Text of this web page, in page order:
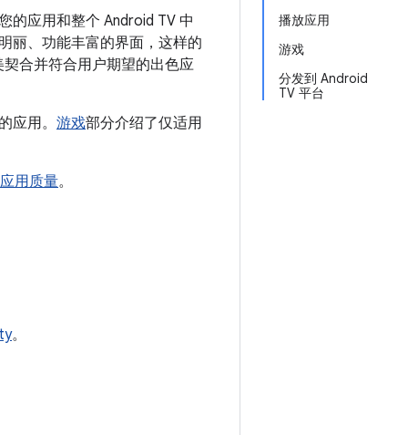
播放应用
游戏
分发到 Android
TV 平台
的应用和整个 Android TV 中
丽、功能丰富的界面，这样的
合并符合用户期望的出色应
应用。 游戏部分介绍了仅适用
用质量。
。